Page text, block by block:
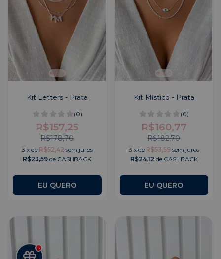
Kit Letters - Prata
(0)
R$157,25
R$178,70
3 x de R$52,42 sem juros
R$23,59 de CASHBACK
EU QUERO
Kit Místico - Prata
(0)
R$160,77
R$182,70
3 x de R$53,59 sem juros
R$24,12 de CASHBACK
EU QUERO
3